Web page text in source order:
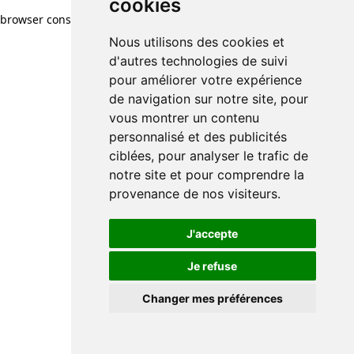
cookies
Nous utilisons des cookies et
d'autres technologies de suivi
pour améliorer votre expérience
de navigation sur notre site, pour
vous montrer un contenu
personnalisé et des publicités
ciblées, pour analyser le trafic de
notre site et pour comprendre la
provenance de nos visiteurs.
J'accepte
Je refuse
Changer mes préférences
browser console for more information)